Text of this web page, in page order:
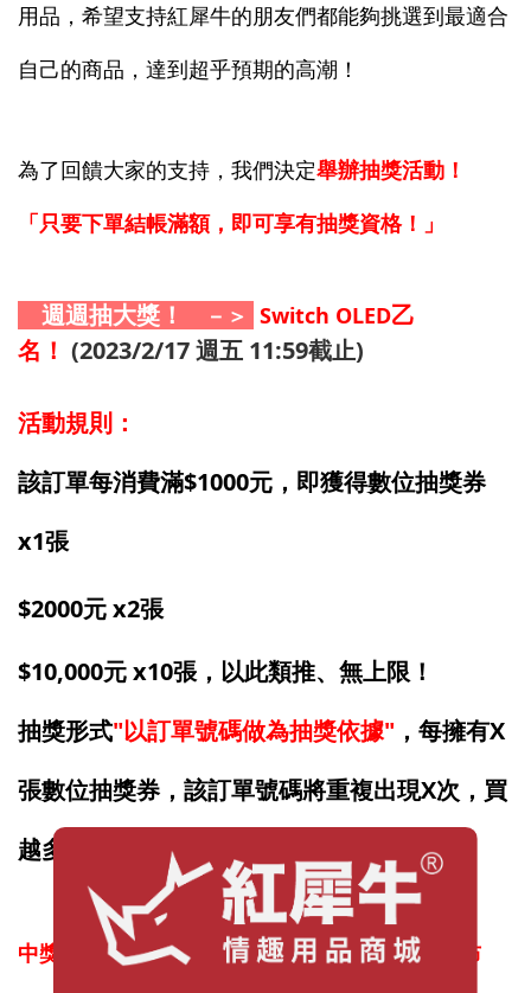
用品，希望支持紅犀牛的朋友們都能夠挑選到最適合
自己的商品，達到超乎預期的高潮！
為了回饋大家的支持，我們決定舉辦抽獎活動！
「只要下單結帳滿額，即可享有抽獎資格！」
週週抽大獎！ －＞ Switch OLED乙
名！ (2023/2/17 週五 11:59截止)
活動規則：
該訂單每消費滿$1000元，即獲得數位抽獎券
x1張
$2000元 x2張
$10,000元 x10張，以此類推、無上限！
抽獎形式"以訂單號碼做為抽獎依據" ，每擁有X
張數位抽獎券，該訂單號碼將重複出現X次，買
越多越有機會中獎！
中獎名單及抽獎過程將於 2023年4月10日 前 公布